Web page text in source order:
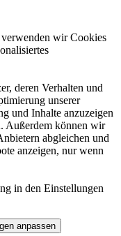
wir Cookies
deren Verhalten und
unserer
und Inhalte anzuzeigen
Außerdem können wir
abgleichen und
anzeigen, nur wenn
in den Einstellungen
anpassen